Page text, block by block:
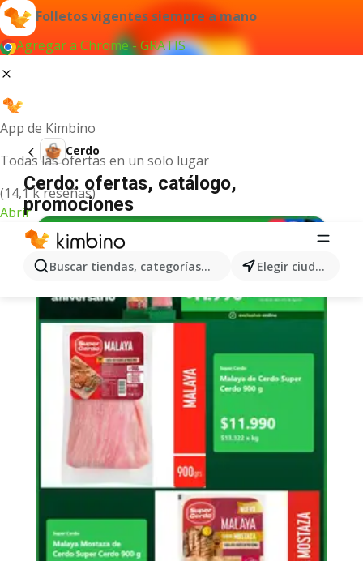
Folletos vigentes siempre a mano
Agregar a Chrome - GRATIS
App de Kimbino
Todas las ofertas en un solo lugar
(14,1 k reseñas)
Abrir
Buscar tiendas, categorías, productos... Elegir ciudad
Cerdo
Cerdo: ofertas, catálogo,
promociones